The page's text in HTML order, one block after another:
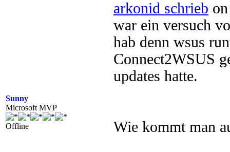
Sunny
Microsoft MVP
Offline
arkonid schrieb
war ein versuch
hab denn wsus
Connect2WSUS
updates hatte.
Wie kommt man